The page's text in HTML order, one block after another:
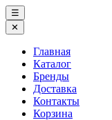
☰
✕
Главная
Каталог
Бренды
Доставка
Контакты
Корзина